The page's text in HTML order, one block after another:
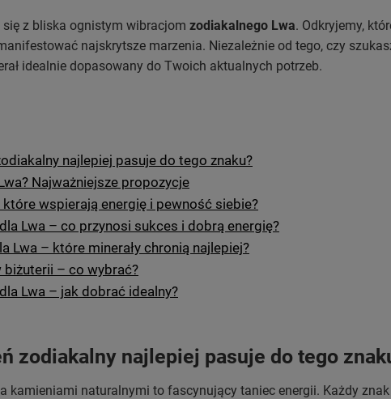
z bliska ognistym wibracjom zodiakalnego Lwa. Odkryjemy,
najskrytsze marzenia. Niezależnie od tego, czy
idealnie dopasowany do Twoich aktualnych potrzeb.
najlepiej pasuje do tego znaku?
Najważniejsze propozycje
które wspierają energię i pewność siebie?
Lwa – co przynosi sukces i dobrą energię?
Lwa – które minerały chronią najlepiej?
biżuterii – co wybrać?
Lwa – jak dobrać idealny?
zodiakalny najlepiej pasuje do tego
kamieniami naturalnymi to fascynujący taniec energii. Każdy